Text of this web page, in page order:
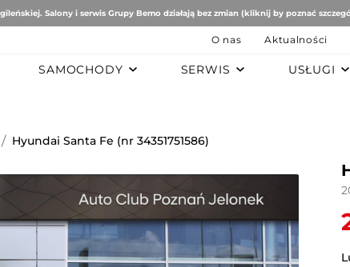
Salony i serwis Grupy Bemo działają bez zmian (kliknij by poznać
O nas Aktualności
SAMOCHODY SERWIS USŁUGI
Mercedes-Benz
Mazda
/ Hyundai Santa Fe (nr 34351751586)